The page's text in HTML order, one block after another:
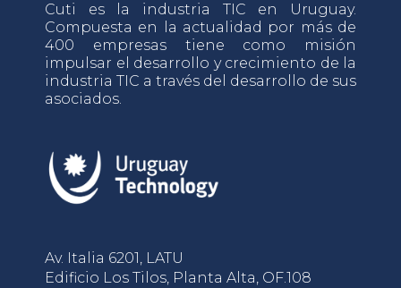
Cuti es la industria TIC en Uruguay.
Compuesta en la actualidad por más de
400 empresas tiene como misión
impulsar el desarrollo y crecimiento de la
industria TIC a través del desarrollo de sus
asociados.
Av. Italia 6201, LATU
Edificio Los Tilos, Planta Alta, OF.108